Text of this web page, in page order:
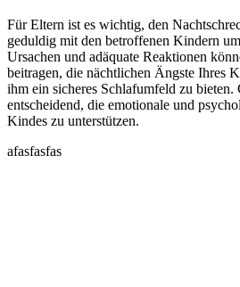
Für Eltern ist es wichtig, den
geduldig mit den betroffenen Kindern
Ursachen und adäquate Reaktionen
beitragen, die nächtlichen Ängste Ihres
ihm ein sicheres Schlafumfeld zu bieten.
entscheidend, die emotionale und
Kindes zu unterstützen.
afasfasfas